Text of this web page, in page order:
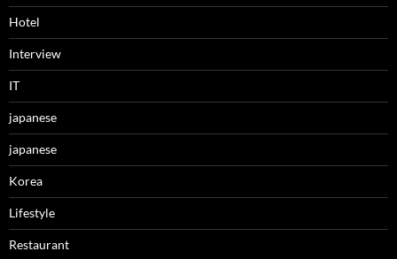
Hotel
Interview
IT
japanese
japanese
Korea
Lifestyle
Restaurant